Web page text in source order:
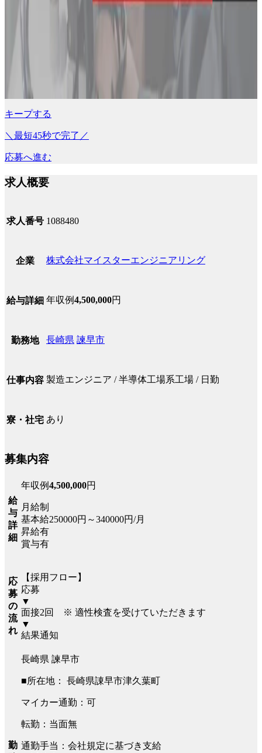
キープする
＼最短45秒で完了／
応募へ進む
求人概要
求人番号 1088480
企業 株式会社マイスターエンジニアリング
給与詳細 年収例4,500,000円
勤務地 長崎県 諫早市
仕事内容 製造エンジニア / 半導体工場系工場 / 日勤
寮・社宅 あり
募集内容
給
与
詳
細
年収例4,500,000円
月給制
基本給250000円～340000円/月
昇給有
賞与有
応
募
の
流
れ
【採用フロー】
応募
▼
面接2回 ※ 適性検査を受けていただきます
▼
結果通知
勤
長崎県 諫早市
■所在地： 長崎県諌早市津久葉町
マイカー通勤：可
転勤：当面無
通勤手当：会社規定に基づき支給